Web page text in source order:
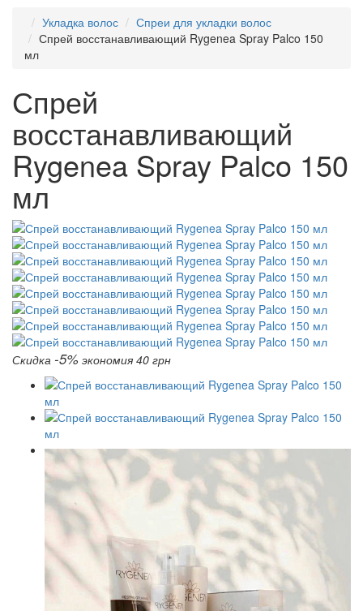
Укладка волос
Спреи для укладки волос
Спрей восстанавливающий Rygenea Spray Palco 150
мл
Спрей
восстанавливающий
Rygenea Spray Palco 150
мл
Скидка -5% экономия 40 грн